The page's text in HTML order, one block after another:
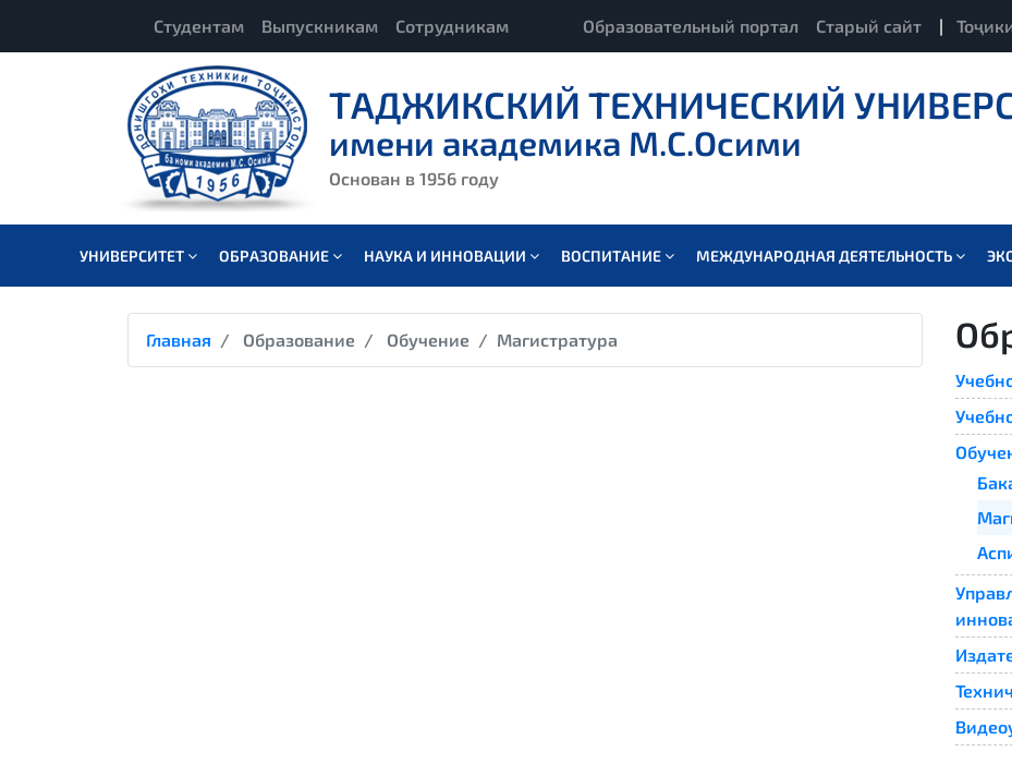
Студентам Выпускникам Сотрудникам Образовательный портал Старый сайт |
ТАДЖИКСКИЙ ТЕХНИЧЕСКИЙ
имени академика М.С.Осими
Основан в 1956 году
УНИВЕРСИТЕТ ОБРАЗОВАНИЕ НАУКА И ИННОВАЦИИ ВОСПИТАНИЕ МЕЖДУНАРОДНАЯ ДЕЯТЕЛЬНОСТЬ
Главная Образование Обучение Магистратура